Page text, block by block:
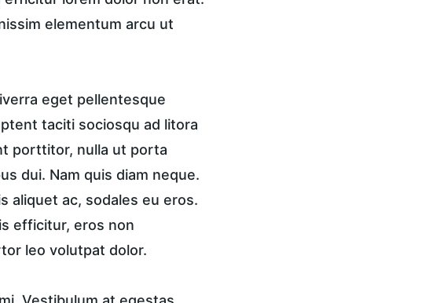
elementum arcu ut
eget pellentesque
taciti sociosqu ad litora
porttitor, nulla ut porta
dui. Nam quis diam neque.
aliquet ac, sodales eu eros.
efficitur, eros non
leo volutpat dolor.